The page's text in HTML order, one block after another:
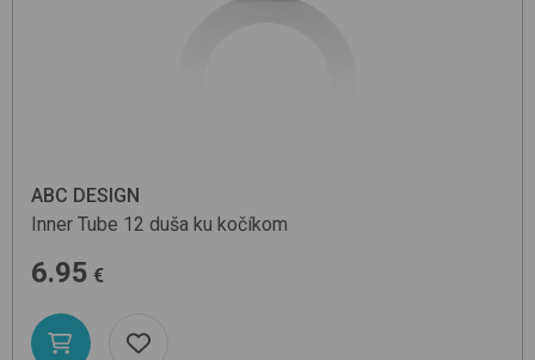
ABC DESIGN
Inner Tube 12 duša ku kočíkom
6.95 €